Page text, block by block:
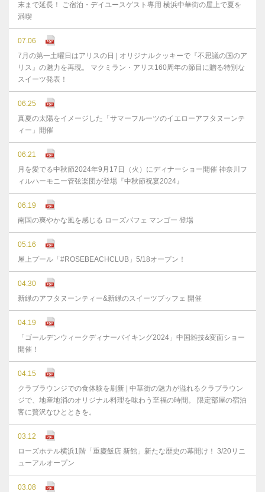
末まで延⻑！ ご宿泊・デイユースゲスト専用 横浜中華街の屋上で夏を
満喫
07.06
7月の第一土曜日はアリスの日 | オリジナルクッキーで『不思議の国のア
リス』の魅力を再現。 マクミラン・アリス160周年の節目に贈る特別な
スイーツ発表！
06.25
真夏の太陽をイメージした「サマーフルーツのイエローアフタヌーンテ
ィー」開催
06.21
月を愛でる中秋節2024年9月17日（火）にディナーショー開催 神奈川フ
ィルハーモニー管弦楽団が登場『中秋節祝宴2024』
06.19
南国の爽やかな風を感じる ローズパフェ マンゴー 登場
05.16
屋上プール「#ROSEBEACHCLUB」5/18オープン！
04.30
新緑のアフタヌーンティー&新緑のスイーツブッフェ 開催
04.19
「ゴールデンウィークディナーバイキング2024」中国雑技&変面ショー
開催！
04.15
クラブラウンジでの食体験を刷新 | 中華街の魅力が溢れるクラブラウン
ジで、地産地消のオリジナル料理を味わう至福の時間。 限定部屋の宿泊
客に贅沢なひとときを。
03.12
ローズホテル横浜1階「重慶飯店 新館」新たな歴史の幕開け！ 3/20リニ
ューアルオープン
03.08